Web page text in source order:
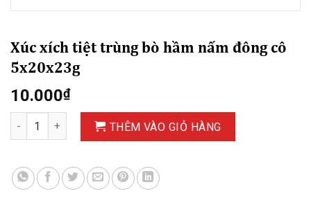
Xúc xích tiệt trùng bò hầm nấm đông cô
5x20x23g
10.000₫
Xúc xích tiệt trùng bò hầm nấm đông cô 5x20x23g số lượng
THÊM VÀO GIỎ HÀNG